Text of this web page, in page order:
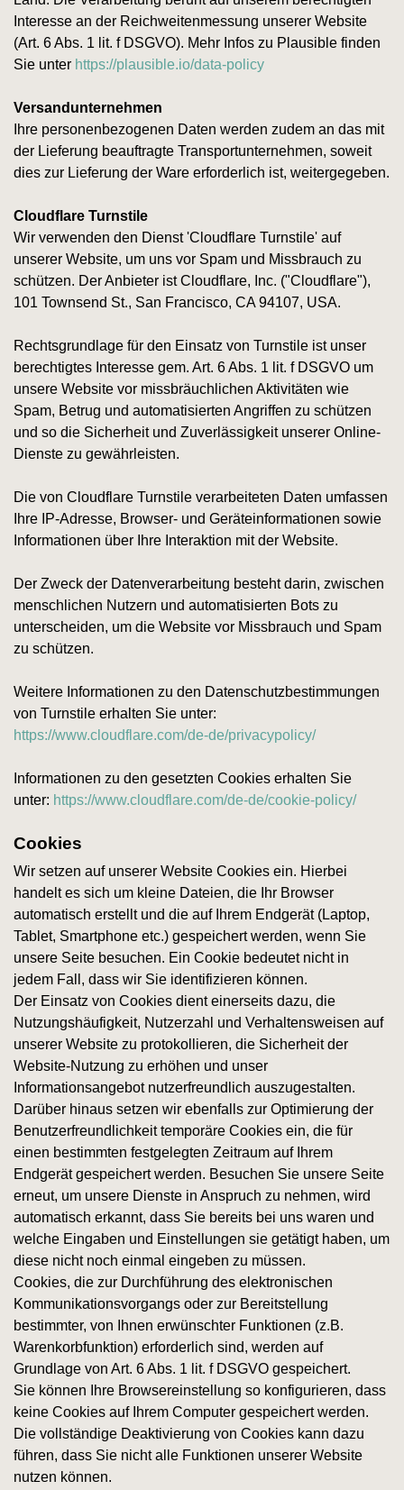
Interesse an der Reichweitenmessung unserer Website
(Art. 6 Abs. 1 lit. f DSGVO). Mehr Infos zu Plausible finden
Sie unter https://plausible.io/data-policy
Versandunternehmen
Ihre personenbezogenen Daten werden zudem an das mit
der Lieferung beauftragte Transportunternehmen, soweit
dies zur Lieferung der Ware erforderlich ist, weitergegeben.
Cloudflare Turnstile
Wir verwenden den Dienst 'Cloudflare Turnstile' auf
unserer Website, um uns vor Spam und Missbrauch zu
schützen. Der Anbieter ist Cloudflare, Inc. ("Cloudflare"),
101 Townsend St., San Francisco, CA 94107, USA.
Rechtsgrundlage für den Einsatz von Turnstile ist unser
berechtigtes Interesse gem. Art. 6 Abs. 1 lit. f DSGVO um
unsere Website vor missbräuchlichen Aktivitäten wie
Spam, Betrug und automatisierten Angriffen zu schützen
und so die Sicherheit und Zuverlässigkeit unserer Online-
Dienste zu gewährleisten.
Die von Cloudflare Turnstile verarbeiteten Daten umfassen
Ihre IP-Adresse, Browser- und Geräteinformationen sowie
Informationen über Ihre Interaktion mit der Website.
Der Zweck der Datenverarbeitung besteht darin, zwischen
menschlichen Nutzern und automatisierten Bots zu
unterscheiden, um die Website vor Missbrauch und Spam
zu schützen.
Weitere Informationen zu den Datenschutzbestimmungen
von Turnstile erhalten Sie unter:
https://www.cloudflare.com/de-de/privacypolicy/
Informationen zu den gesetzten Cookies erhalten Sie
unter: https://www.cloudflare.com/de-de/cookie-policy/
Cookies
Wir setzen auf unserer Website Cookies ein. Hierbei
handelt es sich um kleine Dateien, die Ihr Browser
automatisch erstellt und die auf Ihrem Endgerät (Laptop,
Tablet, Smartphone etc.) gespeichert werden, wenn Sie
unsere Seite besuchen. Ein Cookie bedeutet nicht in
jedem Fall, dass wir Sie identifizieren können.
Der Einsatz von Cookies dient einerseits dazu, die
Nutzungshäufigkeit, Nutzerzahl und Verhaltensweisen auf
unserer Website zu protokollieren, die Sicherheit der
Website-Nutzung zu erhöhen und unser
Informationsangebot nutzerfreundlich auszugestalten.
Darüber hinaus setzen wir ebenfalls zur Optimierung der
Benutzerfreundlichkeit temporäre Cookies ein, die für
einen bestimmten festgelegten Zeitraum auf Ihrem
Endgerät gespeichert werden. Besuchen Sie unsere Seite
erneut, um unsere Dienste in Anspruch zu nehmen, wird
automatisch erkannt, dass Sie bereits bei uns waren und
welche Eingaben und Einstellungen sie getätigt haben, um
diese nicht noch einmal eingeben zu müssen.
Cookies, die zur Durchführung des elektronischen
Kommunikationsvorgangs oder zur Bereitstellung
bestimmter, von Ihnen erwünschter Funktionen (z.B.
Warenkorbfunktion) erforderlich sind, werden auf
Grundlage von Art. 6 Abs. 1 lit. f DSGVO gespeichert.
Sie können Ihre Browsereinstellung so konfigurieren, dass
keine Cookies auf Ihrem Computer gespeichert werden.
Die vollständige Deaktivierung von Cookies kann dazu
führen, dass Sie nicht alle Funktionen unserer Website
nutzen können.